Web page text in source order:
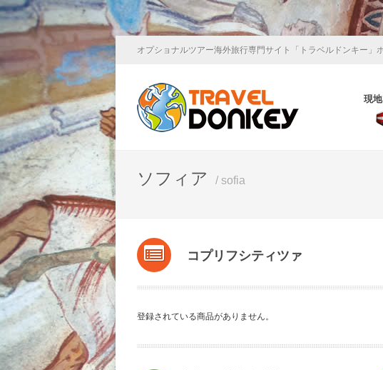
オプショナルツアー海外旅行専門サイト「トラベルドンキー」
現
ソフィア / sofia
コプリフシティツァ
登録されている商品がありません。